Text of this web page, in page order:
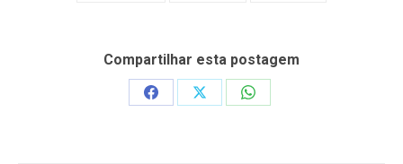
Compartilhar esta postagem
Share
Share
Share